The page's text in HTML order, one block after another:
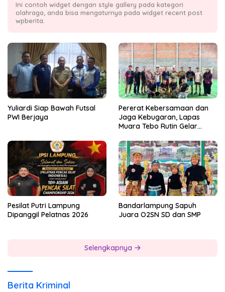
Ini contoh widget dengan style gallery pada kategori
olahraga, anda bisa mengaturnya pada widget recent post
wpberita.
Yuliardi Siap Bawah Futsal
PWI Berjaya
Pererat Kebersamaan dan
Jaga Kebugaran, Lapas
Muara Tebo Rutin Gelar
Pesilat Putri Lampung
Dipanggil Pelatnas 2026
Bandarlampung Sapuh
Juara O2SN SD dan SMP
Selengkapnya
Berita Kriminal